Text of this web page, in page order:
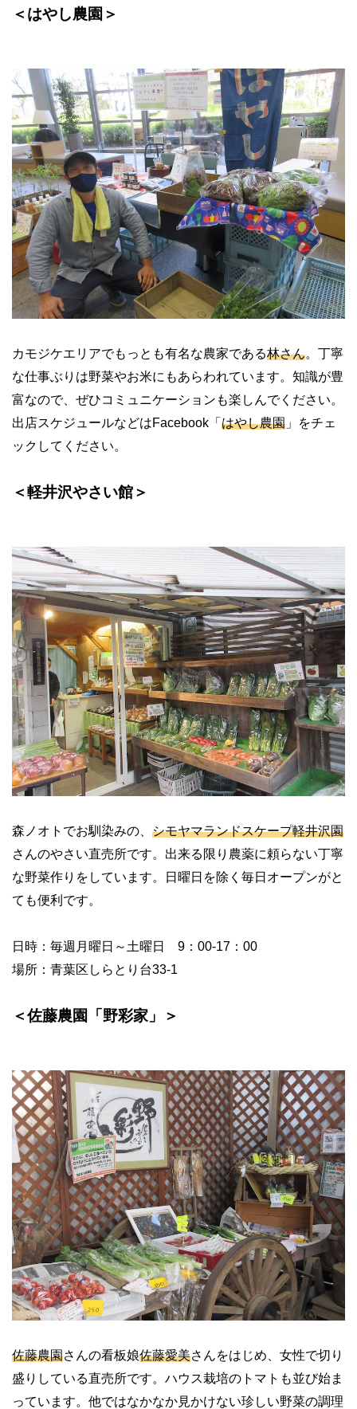
＜はやし農園＞
カモジケエリアでもっとも有名な農家である林さん。丁寧
な仕事ぶりは野菜やお米にもあらわれています。知識が豊
富なので、ぜひコミュニケーションも楽しんでください。
出店スケジュールなどはFacebook 「 はやし農園 」をチェ
ックしてください。
＜軽井沢やさい館＞
森ノオトでお馴染みの、 シモヤマランドスケープ軽井沢園
さんのやさい直売所です。出来る限り農薬に頼らない丁寧
な野菜作りをしています。日曜日を除く毎日オープンがと
ても便利です。
日時：毎週月曜日～土曜日 9 ： 00-17 ： 00
場所：青葉区しらとり台33-1
＜佐藤農園「野彩家」＞
佐藤農園さんの看板娘佐藤愛美さんをはじめ、女性で切り
盛りしている直売所です。ハウス栽培のトマトも並び始ま
っています。他ではなかなか見かけない珍しい野菜の調理